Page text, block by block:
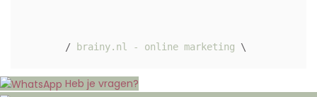
/ brainy.nl - online marketing \
Heb je vragen?